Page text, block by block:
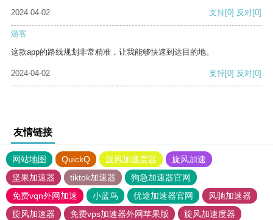
2024-04-02 支持[0] 反对[0]
游客
这款app的路线规划非常精准，让我能够快速到达目的地。
2024-04-02 支持[0] 反对[0]
友情链接
网站地图 QuickQ 旋风加速度器
旋风加速
坚果加速器
tiktok加速器
狗急加速器官网
免费vqn外网加速
小蓝鸟 优途加速器官网
风驰加速器
旋风加速器
免费vps加速器外网苹果版
旋风加速度器